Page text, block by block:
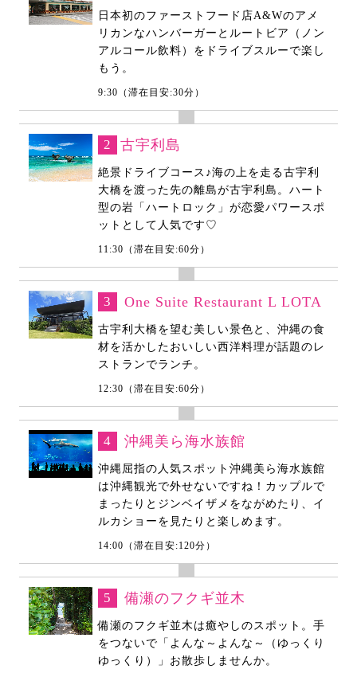
日本初のファーストフード店A&Wのアメ
リカンなハンバーガーとルートビア（ノン
アルコール飲料）をドライブスルーで楽し
もう。
9:30（滞在目安:30分）
2 古宇利島
絶景ドライブコース♪海の上を走る古宇利
大橋を渡った先の離島が古宇利島。ハート
型の岩「ハートロック」が恋愛パワースポ
ットとして人気です♡
11:30（滞在目安:60分）
3 One Suite Restaurant L LOTA
古宇利大橋を望む美しい景色と、沖縄の食
材を活かしたおいしい西洋料理が話題のレ
ストランでランチ。
12:30（滞在目安:60分）
4 沖縄美ら海水族館
沖縄屈指の人気スポット沖縄美ら海水族館
は沖縄観光で外せないですね！カップルで
まったりとジンベイザメをながめたり、イ
ルカショーを見たりと楽しめます。
14:00（滞在目安:120分）
5 備瀬のフクギ並木
備瀬のフクギ並木は癒やしのスポット。手
をつないで「よんな～よんな～（ゆっくり
ゆっくり）」お散歩しませんか。